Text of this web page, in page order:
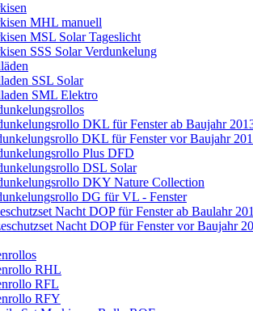
MHL manuell
MSL Solar Tageslicht
SSS Solar Verdunkelung
SSL Solar
SML Elektro
DKL für Fenster ab Baujahr
DKL für Fenster vor Baujahr
Plus DFD
DSL Solar
DKY Nature Collection
DG für VL - Fenster
Nacht DOP für Fenster ab Baulahr
Nacht DOP für Fenster vor Baujahr
RHL
RFL
RFY